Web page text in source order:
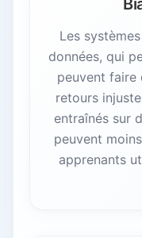
Les
données, qui
peuvent faire
retours
entraînés sur
peuvent
apprenants